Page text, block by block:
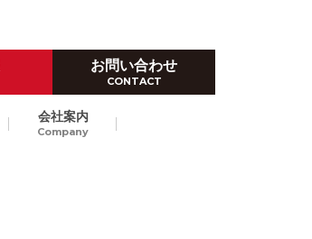
お問い合わせ
CONTACT
会社案内
Company